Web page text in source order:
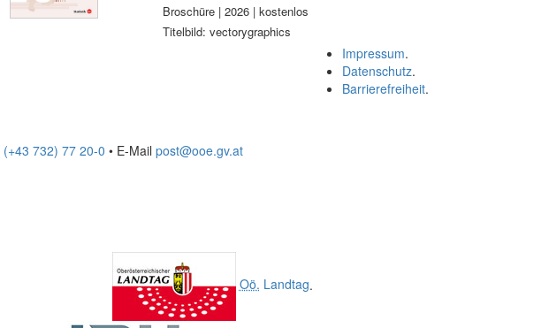
Broschüre | 2026 | kostenlos
Titelbild: vectorygraphics
Impressum.
Datenschutz.
Barrierefreiheit.
(+43 732) 77 20-0 • E-Mail post@ooe.gv.at
Oö. Landtag.